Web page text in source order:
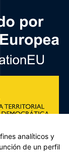
analíticos y
de un perfil